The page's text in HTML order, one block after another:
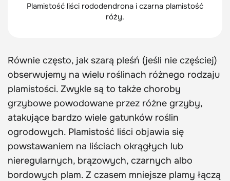
Plamistość liści rododendrona i czarna plamistość
róży.
Równie często, jak szarą pleśń (jeśli nie częściej)
obserwujemy na wielu roślinach różnego rodzaju
plamistości. Zwykle są to także choroby
grzybowe powodowane przez różne grzyby,
atakujące bardzo wiele gatunków roślin
ogrodowych. Plamistość liści objawia się
powstawaniem na liściach okrągłych lub
nieregularnych, brązowych, czarnych albo
bordowych plam. Z czasem mniejsze plamy łączą